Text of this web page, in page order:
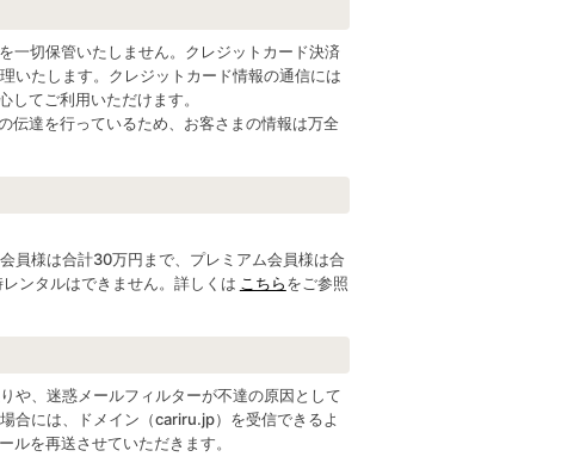
一切保管いたしません。クレジットカード決済
いたします。クレジットカード情報の通信には
てご利用いただけます。
伝達を行っているため、お客さまの情報は万全
員様は合計30万円まで、プレミアム会員様は合
ンタルはできません。詳しくは こちらをご参照
や、迷惑メールフィルターが不達の原因として
合には、ドメイン（cariru.jp）を受信できるよ
を再送させていただきます。